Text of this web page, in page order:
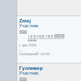
Zmej
Участник
с дек 2005
...
Сообщений: 10762
Гулливер
Участник